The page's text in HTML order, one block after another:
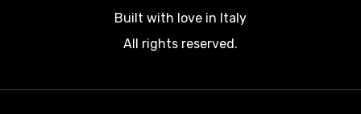
Built with love in Italy
All rights reserved.